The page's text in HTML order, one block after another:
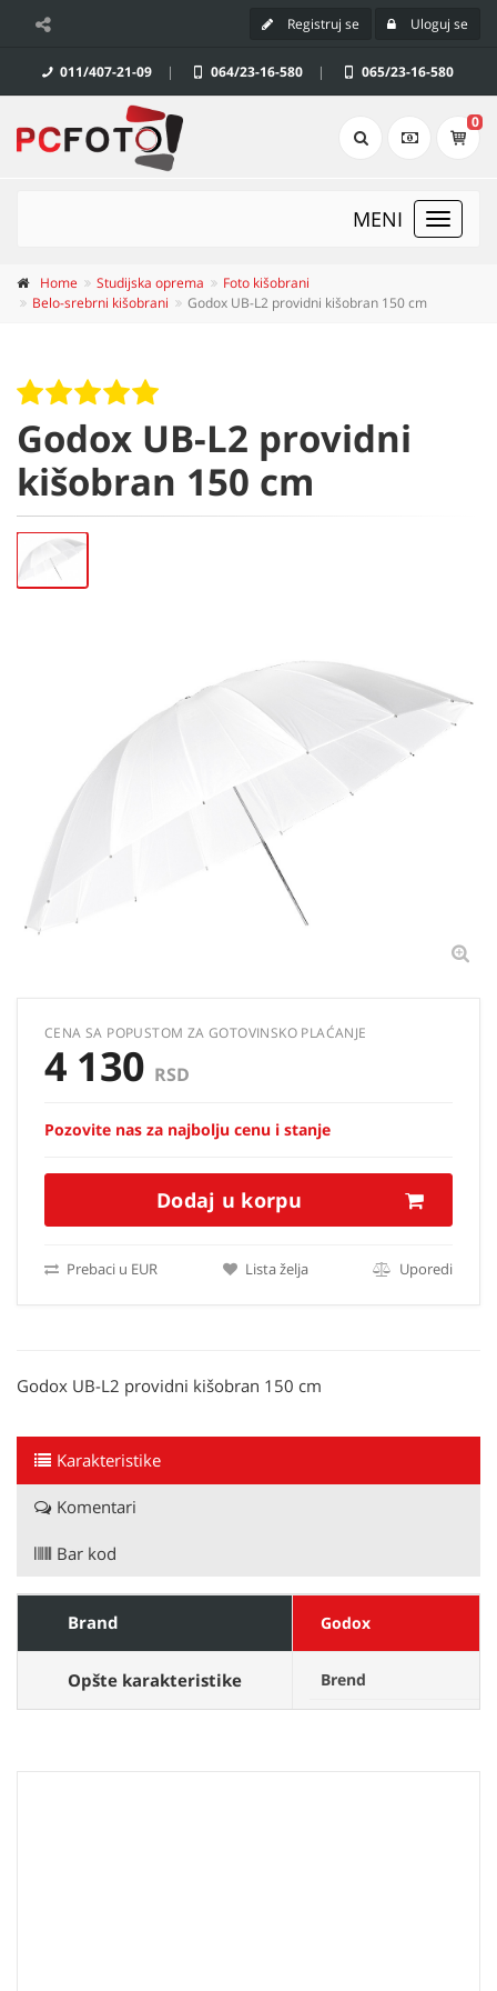
Registruj se Uloguj se
011/407-21-09 | 064/23-16-580 | 065/23-16-580
0
Toggle
MENI
Home Studijska oprema
Foto kišobrani
Belo-srebrni kišobrani
Godox UB-L2 providni kišobran 150 cm
Godox UB-L2 providni
kišobran 150 cm
CENA SA POPUSTOM ZA GOTOVINSKO PLAĆANJE
4 130 RSD
Pozovite nas za najbolju cenu i stanje
Dodaj u korpu
Prebaci u EUR Lista želja Uporedi
Godox UB-L2 providni kišobran 150 cm
Karakteristike
Komentari
Bar kod
Brand Godox
Opšte karakteristike Brend